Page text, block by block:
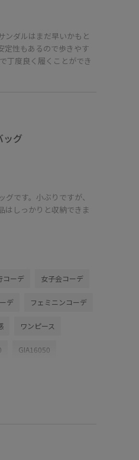
ンダルはまだ早いかもと
定性もあるので歩きやす
丁度良く履くことができ
ッグ
です。小ぶりですが、
はしっかりと収納できま
コーデ 女子会コーデ
デ フェミニンコーデ
ワンピース
GIA16050